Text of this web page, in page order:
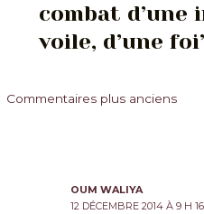
combat d’une
voile, d’une
Commentaires
Commentaires plus anciens
OUM WALIYA
12 DÉCEMBRE 2014 À 9 H